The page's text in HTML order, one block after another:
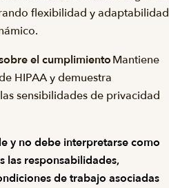
flexibilidad y adaptabilidad
el cumplimientoMantiene
HIPAA y demuestra
sensibilidades de privacidad
y no debe interpretarse como
las responsabilidades,
de trabajo asociadas